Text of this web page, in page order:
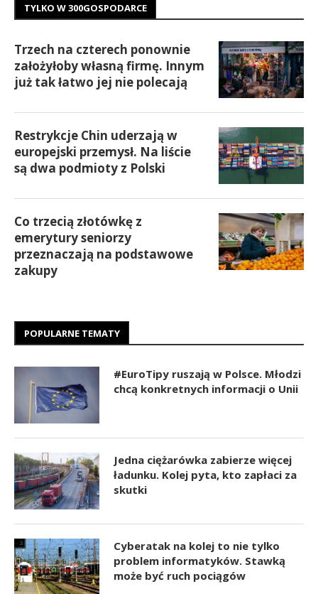
TYLKO W 300GOSPODARCE
Trzech na czterech ponownie
założyłoby własną firmę. Innym
już tak łatwo jej nie polecają
Restrykcje Chin uderzają w
europejski przemysł. Na liście
są dwa podmioty z Polski
Co trzecią złotówkę z
emerytury seniorzy
przeznaczają na podstawowe
zakupy
POPULARNE TEMATY
#EuroTipy ruszają w Polsce. Młodzi
chcą konkretnych informacji o Unii
Jedna ciężarówka zabierze więcej
ładunku. Kolej pyta, kto zapłaci za
skutki
Cyberatak na kolej to nie tylko
problem informatyków. Stawką
może być ruch pociągów